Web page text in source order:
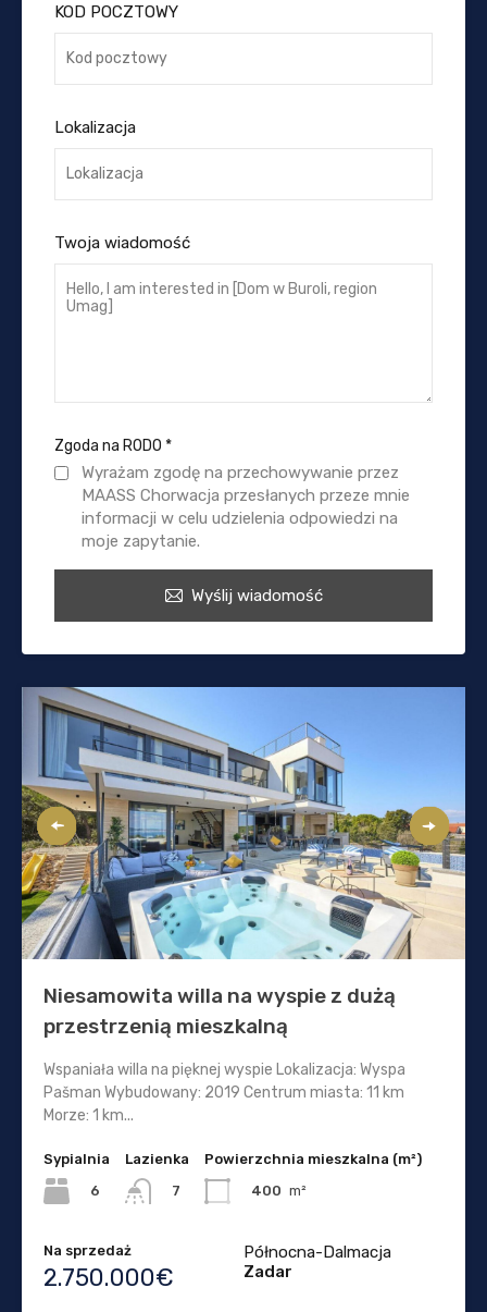
KOD POCZTOWY
Lokalizacja
Twoja wiadomość
Zgoda na RODO *
Wyrażam zgodę na przechowywanie przez
MAASS Chorwacja przesłanych przeze mnie
informacji w celu udzielenia odpowiedzi na
moje zapytanie.
Wyślij wiadomość
Niesamowita willa na wyspie z dużą
przestrzenią mieszkalną
Wspaniała willa na pięknej wyspie Lokalizacja: Wyspa
Pašman Wybudowany: 2019 Centrum miasta: 11 km
Morze: 1 km...
Sypialnia
6
Lazienka
7
Powierzchnia mieszkalna (m²)
400 m²
Na sprzedaż
2.750.000€
Północna-Dalmacja
Zadar